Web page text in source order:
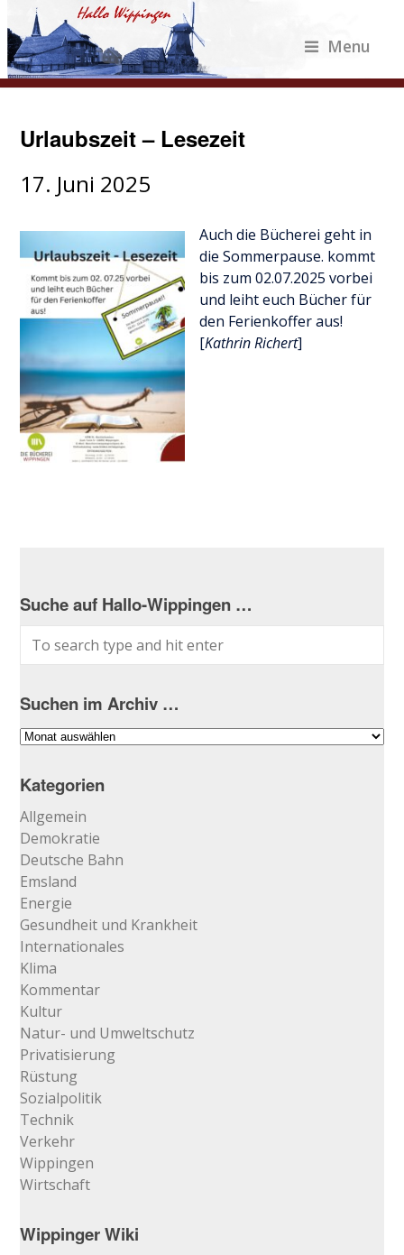
Menu
Urlaubszeit – Lesezeit
17. Juni 2025
Auch die Bücherei geht in
die Sommerpause. kommt
bis zum 02.07.2025 vorbei
und leiht euch Bücher für
den Ferienkoffer aus!
[Kathrin Richert]
Suche auf Hallo-Wippingen …
Suchen im Archiv …
Suchen
Archiv
Kategorien
Allgemein
Demokratie
Deutsche Bahn
Emsland
Energie
Gesundheit und Krankheit
Internationales
Klima
Kommentar
Kultur
Natur- und Umweltschutz
Privatisierung
Rüstung
Sozialpolitik
Technik
Verkehr
Wippingen
Wirtschaft
Wippinger Wiki